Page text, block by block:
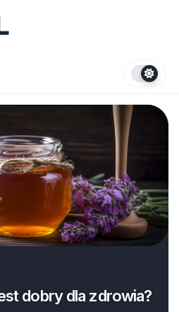
dobry dla zdrowia?